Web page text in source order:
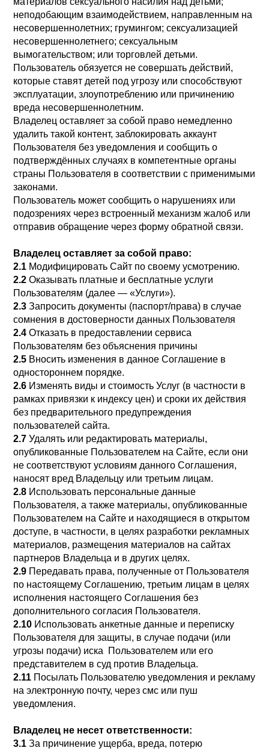
неподобающим взаимодействием, направленным на
несовершеннолетних; грумингом; сексуализацией
несовершеннолетнего; сексуальным
вымогательством; или торговлей детьми.
Пользователь обязуется не совершать действий,
которые ставят детей под угрозу или способствуют
эксплуатации, злоупотреблению или причинению
вреда несовершеннолетним.
Владелец оставляет за собой право немедленно
удалить такой контент, заблокировать аккаунт
Пользователя без уведомления и сообщить о
подтверждённых случаях в компетентные органы
страны Пользователя в соответствии с применимыми
законами.
Пользователь может сообщить о нарушениях или
подозрениях через встроенный механизм жалоб или
отправив обращение через форму обратной связи.
Владелец оставляет за собой право:
2.1 Модифицировать Сайт по своему усмотрению.
2.2 Оказывать платные и бесплатные услуги
Пользователям (далее — «Услуги»).
2.3 Запросить документы (паспорт/права) в случае
сомнения в достоверности данных Пользователя
2.4 Отказать в предоставлении сервиса
Пользователям без объяснения причины
2.5 Вносить изменения в данное Соглашение в
одностороннем порядке.
2.6 Изменять виды и стоимость Услуг (в частности в
рамках привязки к индексу цен) и сроки их действия
без предварительного предупреждения
пользователей сайта.
2.7 Удалять или редактировать материалы,
опубликованные Пользователем на Сайте, если они
не соответствуют условиям данного Соглашения,
наносят вред Владельцу или третьим лицам.
2.8 Использовать персональные данные
Пользователя, а также материалы, опубликованные
Пользователем на Сайте и находящиеся в открытом
доступе, в частности, в целях разработки рекламных
материалов, размещения материалов на сайтах
партнеров Владельца и в других целях.
2.9 Передавать права, полученные от Пользователя
по настоящему Соглашению, третьим лицам в целях
исполнения настоящего Соглашения без
дополнительного согласия Пользователя.
2.10 Использовать анкетные данные и переписку
Пользователя для защиты, в случае подачи (или
угрозы подачи) иска Пользователем или его
представителем в суд против Владельца.
2.11 Посылать Пользователю уведомления и рекламу
на электронную почту, через смс или пуш
уведомления.
Владелец не несет ответственности:
3.1 За причинение ущерба, вреда, потерю